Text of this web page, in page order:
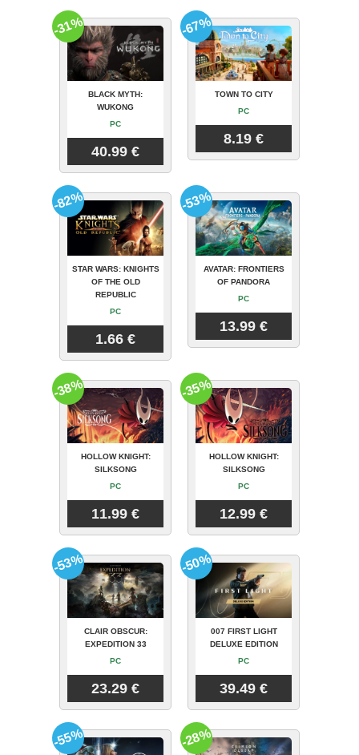
BLACK MYTH:
WUKONG
PC
40.99 €
-31%
TOWN TO CITY
PC
8.19 €
-67%
STAR WARS: KNIGHTS
OF THE OLD
REPUBLIC
PC
1.66 €
-82%
AVATAR: FRONTIERS
OF PANDORA
PC
13.99 €
-53%
HOLLOW KNIGHT:
SILKSONG
PC
11.99 €
-38%
HOLLOW KNIGHT:
SILKSONG
PC
12.99 €
-35%
CLAIR OBSCUR:
EXPEDITION 33
PC
23.29 €
-53%
007 FIRST LIGHT
DELUXE EDITION
PC
39.49 €
-50%
-55% -28%